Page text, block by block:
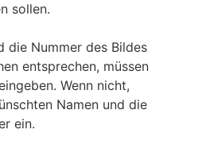
sollen.
die Nummer des Bildes
entsprechen, müssen
Wenn nicht,
Namen und die
ein.